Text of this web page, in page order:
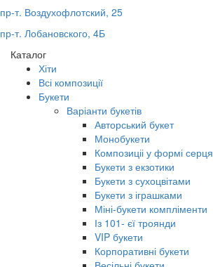
пр-т. Воздухофлотский, 25
пр-т. Лобановского, 4Б
Каталог
Хіти
Всі композиції
Букети
Варіанти букетів
Авторський букет
Монобукети
Композиціі у формі серця
Букети з екзотики
Букети з сухоцвітами
Букети з іграшками
Міні-букети компліменти
Із 101- єї троянди
VIP букети
Корпоративні букети